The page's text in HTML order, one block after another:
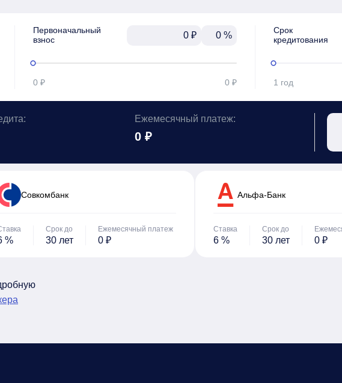
Первоначальный
взнос
₽ %
0 ₽ 0 ₽
Срок
кредитования
1 год
Ежемесячный платеж:
0 ₽
Cовкомбанк
%
Срок до
30 лет
Ежемесячный платеж
0 ₽
Альфа-Банк
Ставка
6 %
Срок до
30 лет 0 ₽